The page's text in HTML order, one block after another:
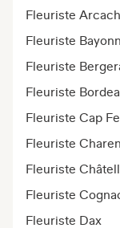
Fleuriste
Fleuriste
Fleuriste
Fleuriste
Fleuriste Cap
Fleuriste
Fleuriste
Fleuriste
Fleuriste Dax